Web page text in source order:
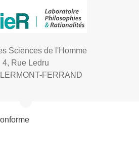
Sciences de l'Homme
4, Rue Ledru
FERRAND